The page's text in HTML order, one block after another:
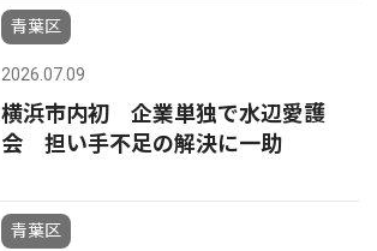
青葉区
2026.07.09
横浜市内初 企業単独で水辺愛護
会 担い手不足の解決に一助
青葉区